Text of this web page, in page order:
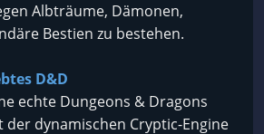
Albträume, Dämonen,
Bestien zu bestehen.
D&D
echte Dungeons & Dragons
dynamischen Cryptic-Engine